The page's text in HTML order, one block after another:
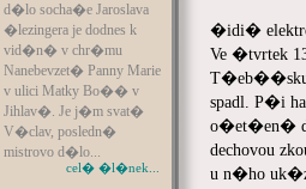
d�lo socha�e Jaroslava
�lezingera je dodnes k
vid�n� v chr�mu
Nanebevzet� Panny Marie
v ulici Matky Bo�� v
Jihlav�. Je j�m svat�
V�clav, posledn�
mistrovo d�lo...
cel� �l�nek...
�idi�
Ve �tvrtek
spadl. P�i
o�et�en�
dechovou
u n�ho